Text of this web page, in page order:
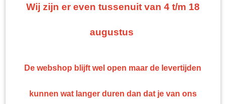
Wij zijn er even tussenuit van 4 t/m 18
augustus
De webshop blijft wel open maar de levertijden
kunnen wat langer duren dan dat je van ons